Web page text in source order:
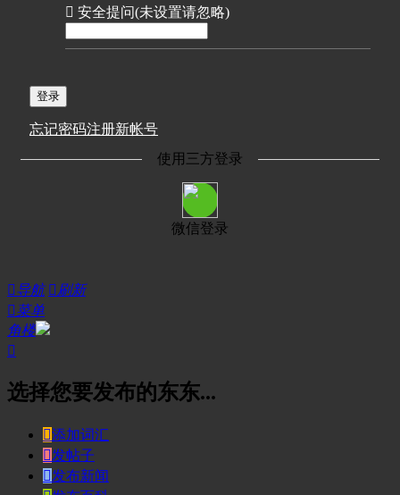
 安全提问(未设置请忽略)
登录
忘记密码注册新帐号
使用三方登录
微信登录
导航  刷新
菜单
角楼

选择您要发布的东东...
添加词汇
发帖子
发布新闻